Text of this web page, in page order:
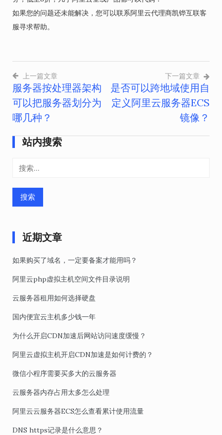
如果您的问题还未能解决，您可以联系阿里云代理商凯铧互联客
服寻求帮助。
文
章
航
上一篇文章
服务器按处理器架构
可以把服务器划分为
哪几种？
下一篇文章
是否可以跨地域使用自
定义阿里云服务器ECS
镜像？
站内搜索
近期文章
如果购买了域名，一定要备案才能用吗？
阿里云php虚拟主机空间文件目录说明
云服务器租用如何选择硬盘
国内便宜云主机多少钱一年
为什么开启CDN加速后网站访问速度缓慢？
阿里云虚拟主机开启CDN加速是如何计费的？
微信小程序需要买多大的云服务器
云服务器内存占用太多怎么处理
阿里云云服务器ECS怎么查看累计使用流量
DNS https记录是什么意思？